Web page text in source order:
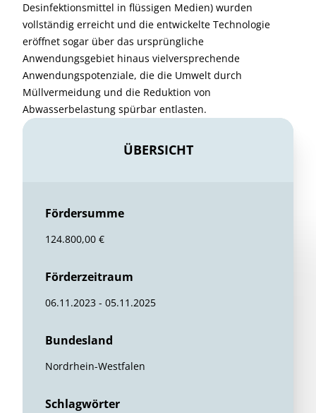
Desinfektionsmittel in flüssigen Medien) wurden
vollständig erreicht und die entwickelte Technologie
eröffnet sogar über das ursprüngliche
Anwendungsgebiet hinaus vielversprechende
Anwendungspotenziale, die die Umwelt durch
Müllvermeidung und die Reduktion von
Abwasserbelastung spürbar entlasten.
ÜBERSICHT
Fördersumme
124.800,00 €
Förderzeitraum
06.11.2023 - 05.11.2025
Bundesland
Nordrhein-Westfalen
Schlagwörter